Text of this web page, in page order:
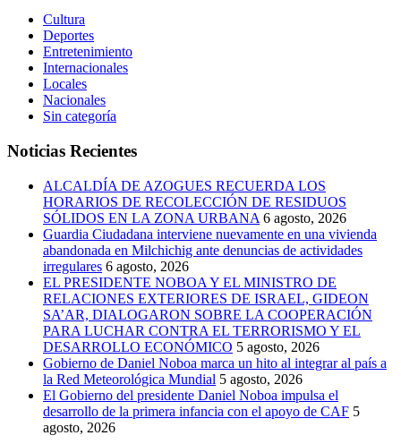
Cultura
Deportes
Entretenimiento
Internacionales
Locales
Nacionales
Sin categoría
Noticias Recientes
ALCALDÍA DE AZOGUES RECUERDA LOS
HORARIOS DE RECOLECCIÓN DE RESIDUOS
SÓLIDOS EN LA ZONA URBANA 6 agosto, 2026
Guardia Ciudadana interviene nuevamente en una vivienda
abandonada en Milchichig ante denuncias de actividades
irregulares 6 agosto, 2026
EL PRESIDENTE NOBOA Y EL MINISTRO DE
RELACIONES EXTERIORES DE ISRAEL, GIDEON
SA’AR, DIALOGARON SOBRE LA COOPERACIÓN
PARA LUCHAR CONTRA EL TERRORISMO Y EL
DESARROLLO ECONÓMICO 5 agosto, 2026
Gobierno de Daniel Noboa marca un hito al integrar al país a
la Red Meteorológica Mundial 5 agosto, 2026
El Gobierno del presidente Daniel Noboa impulsa el
desarrollo de la primera infancia con el apoyo de CAF 5
agosto, 2026